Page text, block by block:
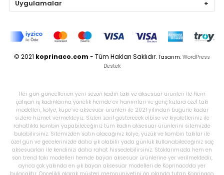
Uygulamalar
© 2021 koprinaco.com - Tüm Hakları Saklıdır. Tasarım: WordPress
Destek
Her gün güncellenen yeni sezon kadın takı ve aksesuar ürünleri ile hem
çalışan iş kadınlarına yönelik hemde ev hanımları ve genç kızlara özel takı
modelleri, kolye, küpe ve aksesuar ürünleri ile 2021 yılından bugüne kadar
sizlere hizmet vermekteyiz. Sizleri zarif gösterecek elbise ve kıyafetleriniz ile
rahatlıkla kombin yapabileceğiniz tüm kadın aksesuar ürünlerini sitemizde
bulabilirsiniz. Sitemizden satın alacağınız kolye, yüzük ve kombin takılar ile
özel gün ve gecelerinizde daha şık olabilir yada günlük kullanabileceğiniz saç
aksesuarları ile kendinizi daha rahat hissedebilirsiniz. Stoklarımızda hem en
son trend takı modelleri hemde bayan aksesuar ürünlerine yer verilmektedir,
ayrıca çok yakında en şık bayan aksesuar modelleri de Koprinaco'da yer